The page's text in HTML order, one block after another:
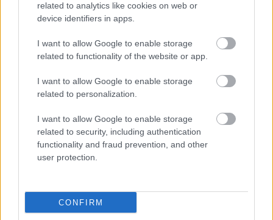
related to analytics like cookies on web or
device identifiers in apps.
I want to allow Google to enable storage
related to functionality of the website or app.
I want to allow Google to enable storage
related to personalization.
I want to allow Google to enable storage
related to security, including authentication
functionality and fraud prevention, and other
user protection.
CONFIRM